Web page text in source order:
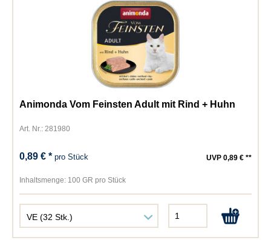
Animonda Vom Feinsten Adult mit Rind + Huhn
Art. Nr.: 281980
0,89 € *pro Stück UVP 0,89 € **
Inhaltsmenge: 100 GR pro Stück